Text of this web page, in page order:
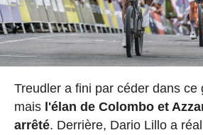
Treudler a fini par céder dans ce
maisl'élan de Colombo et
arrêté. Derrière, Dario Lillo a